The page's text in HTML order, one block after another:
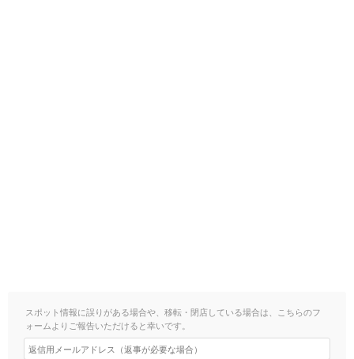
スポット情報に誤りがある場合や、移転・閉店している場合は、こちらのフ
ォームよりご報告いただけると幸いです。